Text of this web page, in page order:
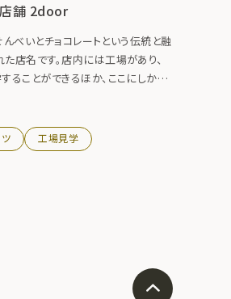
店舗 2door
べいとチョコレートという伝統と融
店名です。店内には工場があり、
ることができるほか、ここにしかな
工場見学